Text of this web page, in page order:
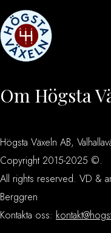
Om Högsta
Högsta Växeln AB,
Copyright 2015-2025 ©.
All rights reserved. VD &
Berggren
Kontakta oss: